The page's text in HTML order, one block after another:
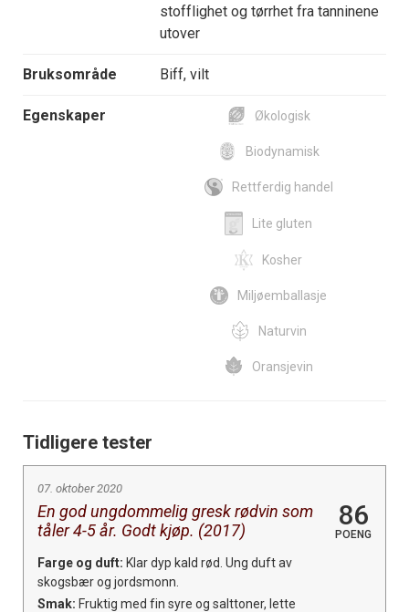
stofflighet og tørrhet fra tanninene
utover
Bruksområde Biff, vilt
Egenskaper Økologisk
Biodynamisk
Rettferdig handel
Lite gluten
Kosher
Miljøemballasje
Naturvin
Oransjevin
Tidligere tester
07. oktober 2020
En god ungdommelig gresk rødvin som
tåler 4-5 år. Godt kjøp. (2017)
86
POENG
Farge og duft: Klar dyp kald rød. Ung duft av
skogsbær og jordsmonn.
Smak: Fruktig med fin syre og salttoner, lette